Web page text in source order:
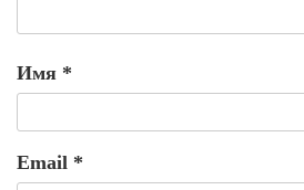
Имя *
Email *